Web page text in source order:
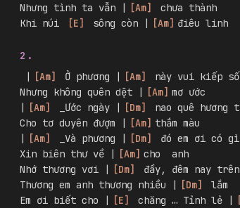
Nhưng tình ta vẫn |
[Am]
chưa thành
Khi núi
[E] sông còn | [Am] điêu linh
2.
| [Am] Ở phương | [Am] này vui kiếp
Nhưng không quên dệt |
[Am] mơ ước
|
[Am] _Ước ngày | [Dm] nao quê hương
Cho tơ duyên đượm |
[Am] thắm màu
|
[Am] _Và phương | [Dm] đó em ơi có
Xin biên thư về |
[Am] cho  anh
Nhớ thương vơi |
[Dm] đầy, đêm nay
Thương em anh thương nhiều |
[Dm]
lắm
Em ơi biết cho |
[E] chăng … Tỉnh lẻ |